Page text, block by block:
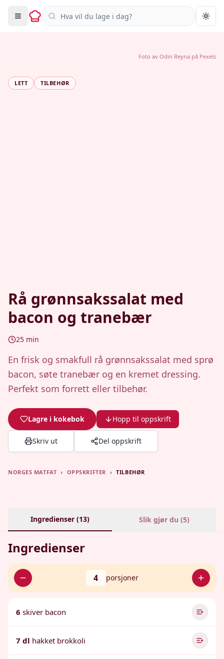
Søk i oppskrifter
LETT TILBEHØR
Rå grønnsakssalat med
bacon og tranebær
25 min
En frisk og smakfull rå grønnsakssalat med sprø
bacon, søte tranebær og en kremet dressing.
Perfekt som forrett eller tilbehør.
Lagre i kokebok Hopp til oppskrift
Skriv ut Del oppskrift
Foto av Odin Reyna på Pexels
NORGES MATFAT › OPPSKRIFTER › TILBEHØR
Ingredienser (13) Slik gjør du (5)
Ingredienser
4 porsjoner
6 skiver bacon
7 dl hakket brokkoli